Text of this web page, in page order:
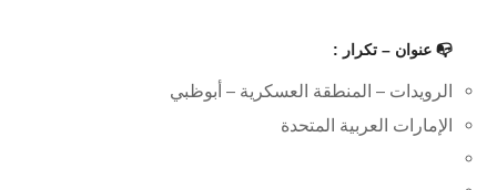
📭 عنوان – تكرار :
الرويدات – المنطقة العسكرية – أبوظبي
الإمارات العربية المتحدة